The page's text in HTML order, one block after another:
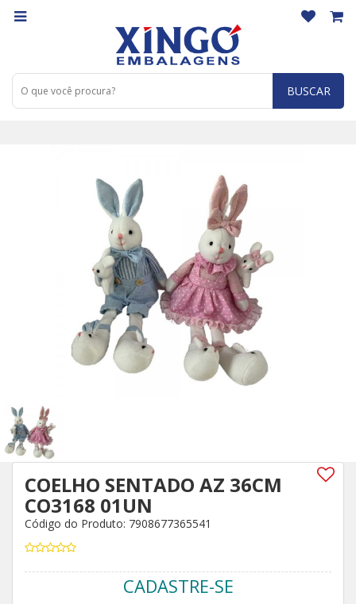
BUSCAR
COELHO SENTADO AZ 36CM
CO3168 01UN
Código do Produto: 7908677365541
CADASTRE-SE